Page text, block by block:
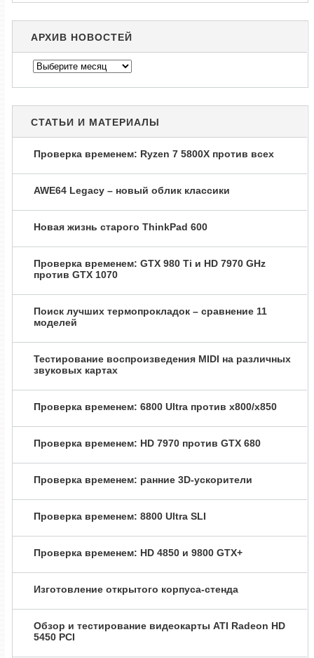
АРХИВ НОВОСТЕЙ
Архив
новостей
СТАТЬИ И МАТЕРИАЛЫ
Проверка временем: Ryzen 7 5800X против всех
AWE64 Legacy – новый облик классики
Новая жизнь старого ThinkPad 600
Проверка временем: GTX 980 Ti и HD 7970 GHz
против GTX 1070
Поиск лучших термопрокладок – сравнение 11
моделей
Тестирование воспроизведения MIDI на различных
звуковых картах
Проверка временем: 6800 Ultra против x800/x850
Проверка временем: HD 7970 против GTX 680
Проверка временем: ранние 3D-ускорители
Проверка временем: 8800 Ultra SLI
Проверка временем: HD 4850 и 9800 GTX+
Изготовление открытого корпуса-стенда
Обзор и тестирование видеокарты ATI Radeon HD
5450 PCI